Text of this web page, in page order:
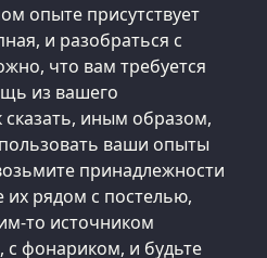
опыте присутствует
и разобраться с
что вам требуется
из вашего
сказать, иным образом,
ваши опыты
принадлежности
их рядом с постелью,
то источником
фонариком, и будьте